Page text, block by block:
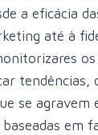
a eficácia
até à
tendências,
se agravem
em